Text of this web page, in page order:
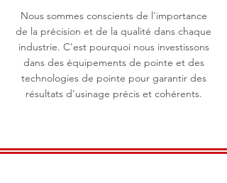
Nous sommes conscients de l'importance
de la précision et de la qualité dans chaque
industrie. C'est pourquoi nous investissons
dans des équipements de pointe et des
technologies de pointe pour garantir des
résultats d'usinage précis et cohérents.